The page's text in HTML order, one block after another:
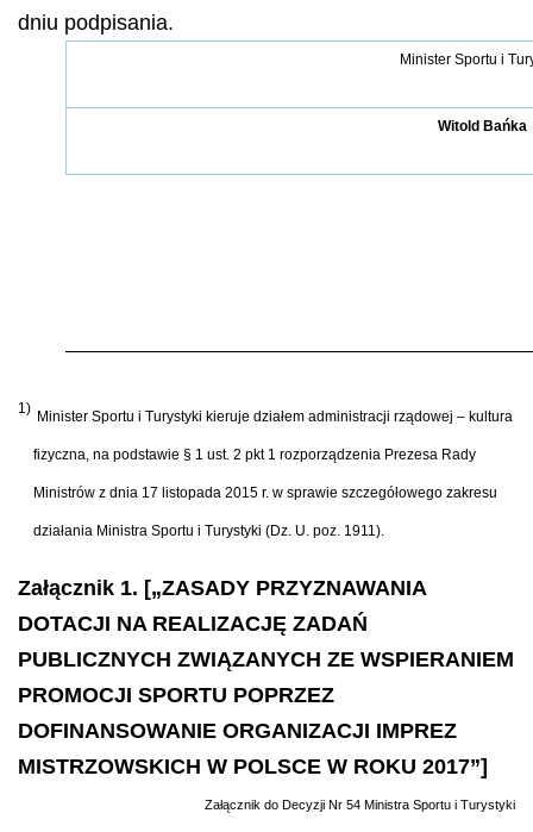
dniu podpisania.
Minister Sportu i
Witold Bańka
1) Minister Sportu i Turystyki kieruje działem administracji rządowej – kultura
fizyczna, na podstawie § 1 ust. 2 pkt 1 rozporządzenia Prezesa Rady
Ministrów z dnia 17 listopada 2015 r. w sprawie szczegółowego zakresu
działania Ministra Sportu i Turystyki (Dz. U. poz. 1911).
Załącznik 1. [„ZASADY PRZYZNAWANIA
DOTACJI NA REALIZACJĘ ZADAŃ
PUBLICZNYCH ZWIĄZANYCH ZE WSPIERANIEM
PROMOCJI SPORTU POPRZEZ
DOFINANSOWANIE ORGANIZACJI IMPREZ
MISTRZOWSKICH W POLSCE W ROKU 2017”]
Załącznik do Decyzji Nr 54 Ministra Sportu i Turystyki